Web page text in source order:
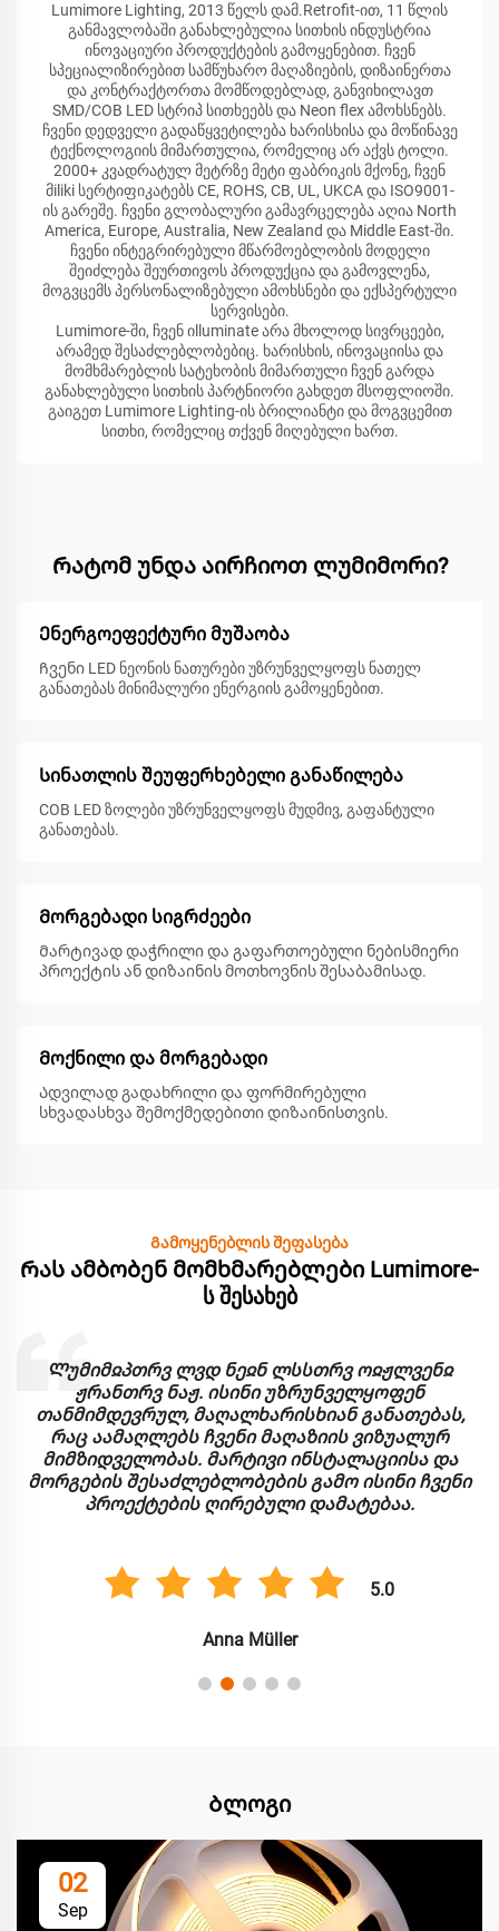
Lumimore Lighting, 2013 წელს დამ.Retrofit-ით, 11 წლის
განმავლობაში განახლებულია სითხის ინდუსტრია
ინოვაციური პროდუქტების გამოყენებით. ჩვენ
სპეციალიზირებით სამწუხარო მაღაზიების, დიზაინერთა
და კონტრაქტორთა მომწოდებლად, განვიხილავთ
SMD/COB LED სტრიპ სითხეებს და Neon flex ამოხსნებს.
ჩვენი დედველი გადაწყვეტილება ხარისხისა და მოწინავე
ტექნოლოგიის მიმართულია, რომელიც არ აქვს ტოლი.
2000+ კვადრატულ მეტრზე მეტი ფაბრიკის მქონე, ჩვენ
მiliki სერტიფიკატებს CE, ROHS, CB, UL, UKCA და ISO9001-
ის გარეშე. ჩვენი გლობალური გამავრცელება აღია North
America, Europe, Australia, New Zealand და Middle East-ში.
ჩვენი ინტეგრირებული მწარმოებლობის მოდელი
შეიძლება შეურთივოს პროდუქცია და გამოვლენა,
მოგვცემს პერსონალიზებული ამოხსნები და ექსპერტული
სერვისები.
Lumimore-ში, ჩვენ იlluminate არა მხოლოდ სივრცეები,
არამედ შესაძლებლობებიც. ხარისხის, ინოვაციისა და
მომხმარებლის სატეხობის მიმართული ჩვენ გარდა
განახლებული სითხის პარტნიორი გახდეთ მსოფლიოში.
გაიგეთ Lumimore Lighting-ის ბრილიანტი და მოგვცემით
სითხი, რომელიც თქვენ მიღებული ხართ.
Რატომ უნდა აირჩიოთ ლუმიმორი?
Ენერგოეფექტური მუშაობა
Ჩვენი LED ნეონის ნათურები უზრუნველყოფს ნათელ
განათებას მინიმალური ენერგიის გამოყენებით.
Სინათლის შეუფერხებელი განაწილება
COB LED ზოლები უზრუნველყოფს მუდმივ, გაფანტული
განათებას.
Მორგებადი სიგრძეები
Მარტივად დაჭრილი და გაფართოებული ნებისმიერი
პროექტის ან დიზაინის მოთხოვნის შესაბამისად.
Მოქნილი და მორგებადი
Ადვილად გადახრილი და ფორმირებული
სხვადასხვა შემოქმედებითი დიზაინისთვის.
Გამოყენებლის შეფასება
Რას ამბობენ მომხმარებლები Lumimore-
ს შესახებ
Ლუმიმჲპთრვ ლვდ ნეჲნ ლსსთრვ ოჲჟლვენჲ
ჟრანთრვ ნაჟ. ისინი უზრუნველყოფენ
თანმიმდევრულ, მაღალხარისხიან განათებას,
რაც აამაღლებს ჩვენი მაღაზიის ვიზუალურ
მიმზიდველობას. მარტივი ინსტალაციისა და
მორგების შესაძლებლობების გამო ისინი ჩვენი
პროექტების ღირებული დამატებაა.
5.0
Anna Müller
Ბლოგი
02
Sep